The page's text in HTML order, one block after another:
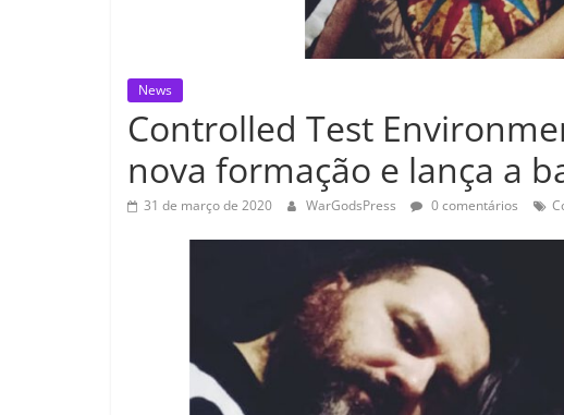
News
Controlled Test
nova formação e lança a
31 de março de 2020 WarGodsPress 0 comentários